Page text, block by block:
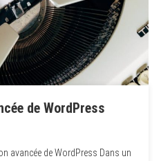
de WordPress
avancée de WordPress Dans un